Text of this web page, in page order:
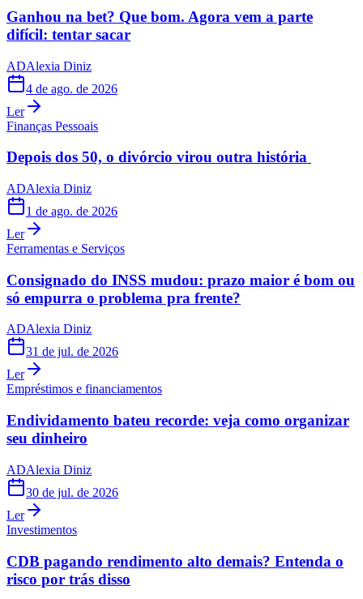
Ganhou na bet? Que bom. Agora vem a parte
difícil: tentar sacar
ADAlexia Diniz
4 de ago. de 2026
Ler
Finanças Pessoais
Depois dos 50, o divórcio virou outra história
ADAlexia Diniz
1 de ago. de 2026
Ler
Ferramentas e Serviços
Consignado do INSS mudou: prazo maior é bom ou
só empurra o problema pra frente?
ADAlexia Diniz
31 de jul. de 2026
Ler
Empréstimos e financiamentos
Endividamento bateu recorde: veja como organizar
seu dinheiro
ADAlexia Diniz
30 de jul. de 2026
Ler
Investimentos
CDB pagando rendimento alto demais? Entenda o
risco por trás disso